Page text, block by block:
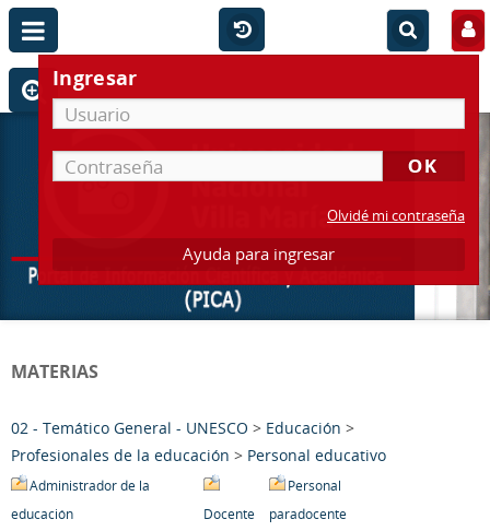
Ingresar
Olvidé mi contraseña
Ayuda para ingresar
MATERIAS
02 - Temático General - UNESCO > Educación >
Profesionales de la educación > Personal educativo
Administrador de la
educación
Docente
Personal
paradocente